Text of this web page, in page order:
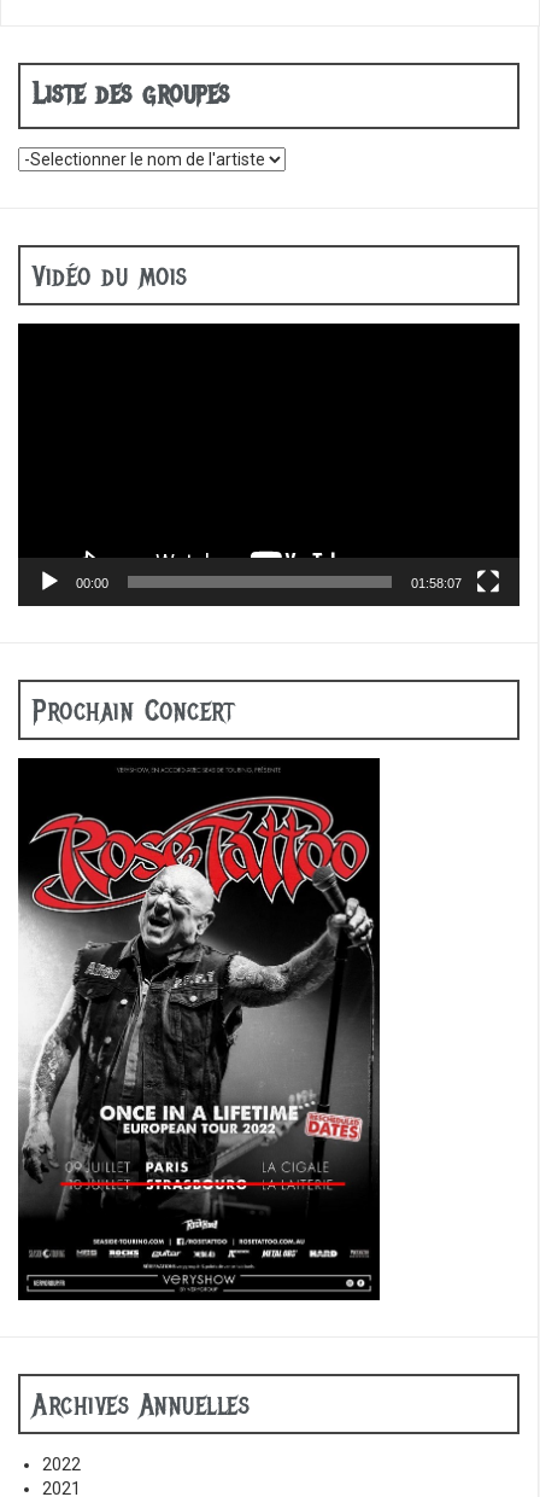
Liste des groupes
Vidéo du mois
00:00 01:58:07
Prochain Concert
Archives Annuelles
2022
2021